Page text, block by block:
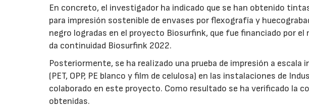
En concreto, el investigador ha indicado que se han obtenido
para impresión sostenible de envases por flexografía y
negro logradas en el proyecto Biosurfink, que fue financiado por
da continuidad Biosurfink 2022.
Posteriormente, se ha realizado una prueba de impresión a
(PET, OPP, PE blanco y film de celulosa) en las instalaciones de
colaborado en este proyecto. Como resultado se ha verificado la
obtenidas.
23/06/